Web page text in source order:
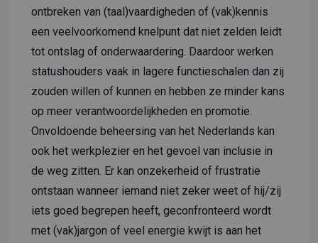
ontbreken van (taal)vaardigheden of (vak)kennis
een veelvoorkomend knelpunt dat niet zelden leidt
tot ontslag of onderwaardering. Daardoor werken
statushouders vaak in lagere functieschalen dan zij
zouden willen of kunnen en hebben ze minder kans
op meer verantwoordelijkheden en promotie.
Onvoldoende beheersing van het Nederlands kan
ook het werkplezier en het gevoel van inclusie in
de weg zitten. Er kan onzekerheid of frustratie
ontstaan wanneer iemand niet zeker weet of hij/zij
iets goed begrepen heeft, geconfronteerd wordt
met (vak)jargon of veel energie kwijt is aan het